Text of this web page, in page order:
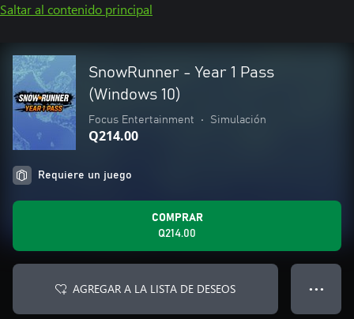
Saltar al contenido principal
SnowRunner - Year 1 Pass
(Windows 10)
Focus Entertainment • Simulación
Q214.00
Requiere un juego
COMPRAR
Q214.00
AGREGAR A LA LISTA DE DESEOS ● ● ●